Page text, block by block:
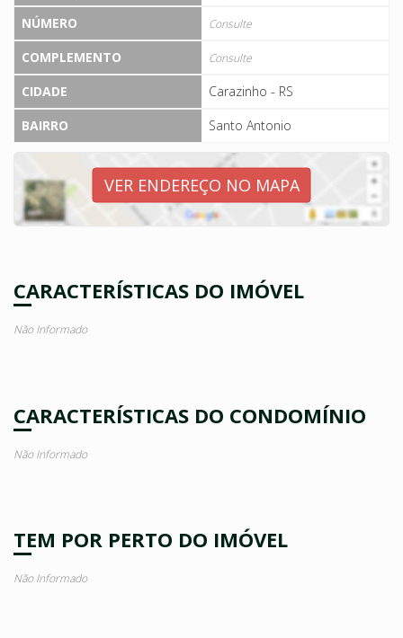
NÚMERO Consulte
COMPLEMENTO Consulte
CIDADE
Carazinho - RS
BAIRRO
Santo Antonio
VER ENDEREÇO NO MAPA
CARACTERÍSTICAS DO IMÓVEL
Não Informado
CARACTERÍSTICAS DO CONDOMÍNIO
Não Informado
TEM POR PERTO DO IMÓVEL
Não Informado